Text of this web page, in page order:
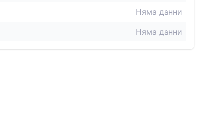
Няма данни
Няма данни